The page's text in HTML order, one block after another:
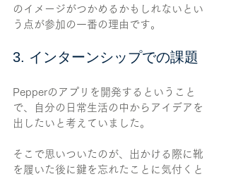
のイメージがつかめるかもしれないとい
う点が参加の一番の理由です。
3. インターンシップでの課題
Pepperのアプリを開発するということ
で、自分の日常生活の中からアイデアを
出したいと考えていました。
そこで思いついたのが、出かける際に靴
を履いた後に鍵を忘れたことに気付くと